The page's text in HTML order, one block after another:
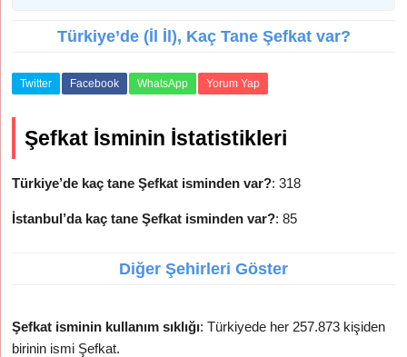
Türkiye’de (İl İl), Kaç Tane Şefkat var?
Twitter Facebook WhatsApp Yorum Yap
Şefkat İsminin İstatistikleri
Türkiye’de kaç tane Şefkat isminden var?: 318
İstanbul’da kaç tane Şefkat isminden var?: 85
Diğer Şehirleri Göster
Şefkat isminin kullanım sıklığı: Türkiyede her 257.873 kişiden
birinin ismi Şefkat.